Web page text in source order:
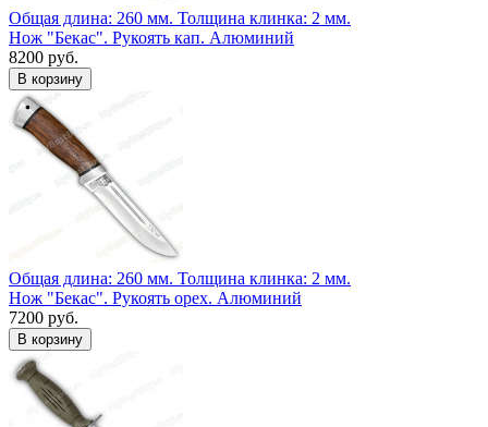
Общая длина: 260 мм. Толщина клинка: 2 мм.
Нож "Бекас". Рукоять кап. Алюминий
8200 руб.
Общая длина: 260 мм. Толщина клинка: 2 мм.
Нож "Бекас". Рукоять орех. Алюминий
7200 руб.